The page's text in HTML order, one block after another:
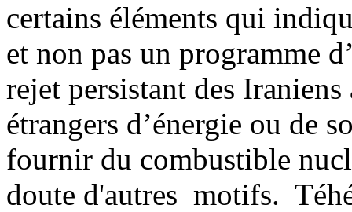
certains éléments qui
et non pas un programme
rejet persistant des
étrangers d’énergie ou de
fournir du combustible
doute d'autres motifs.